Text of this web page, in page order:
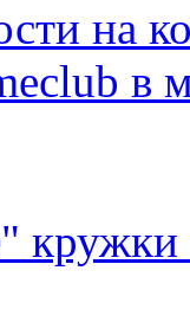
на
в
кружки